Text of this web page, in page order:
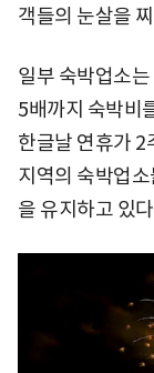
객들의 눈살을
일부 숙박업소
5배까지 숙박비
한글날 연휴가 2
지역의 숙박업
을 유지하고 있